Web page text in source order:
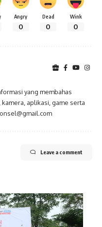
Angry
0
Dead
0
Wink
0
yang membahas
aplikasi, game serta
Leave a comment